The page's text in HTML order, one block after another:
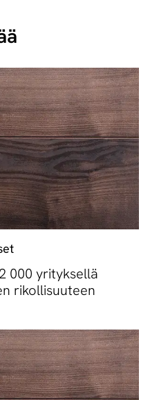
000 yrityksellä
rikollisuuteen